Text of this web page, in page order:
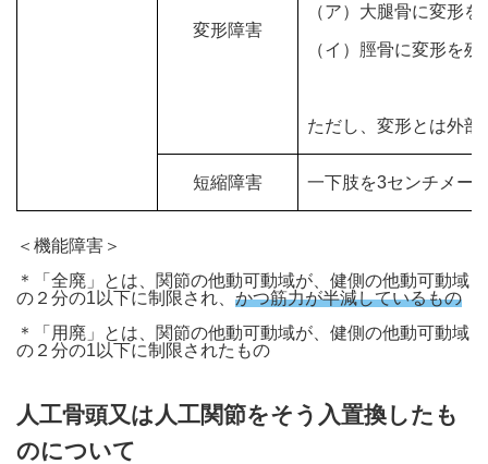
変形障害
（ア）大腿骨に変形
（イ）脛骨に変形を
ただし、変形とは外
短縮障害 一下肢を3センチメー
＜機能障害＞
＊「全廃」とは、関節の他動可動域が、健側の他動可動域
の２分の1以下に制限され、 かつ筋力が半減しているもの
＊「用廃」とは、関節の他動可動域が、健側の他動可動域
の２分の1以下に制限されたもの
人工骨頭又は人工関節をそう入置換したも
のについて